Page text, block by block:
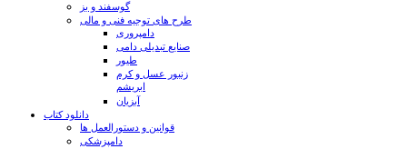
گوسفند و بز
طرح های توجیه فنی و مالی
دامپروری
صنایع تبدیلی دامی
طیور
زنبور عسل و کرم
ابریشم
آبزیان
دانلود کتاب
قوانین و دستورالعمل ها
دامپزشکی